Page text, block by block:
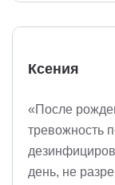
Ксения
«После
тревожность
день, не